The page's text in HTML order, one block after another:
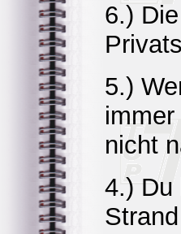
6.)
5.)
nicht
4.) Du